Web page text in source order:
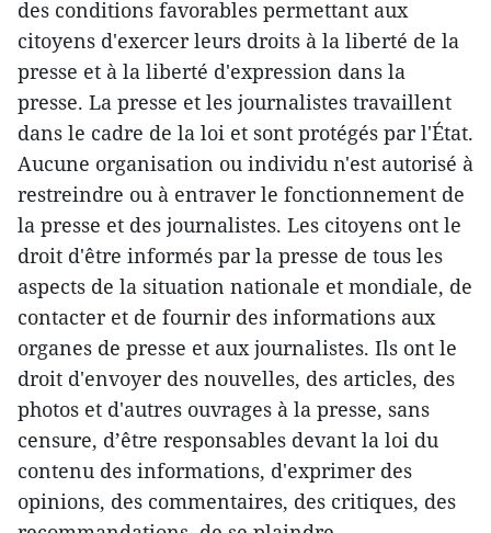
des conditions favorables permettant aux
citoyens d'exercer leurs droits à la liberté de la
presse et à la liberté d'expression dans la
presse. La presse et les journalistes travaillent
dans le cadre de la loi et sont protégés par l'État.
Aucune organisation ou individu n'est autorisé à
restreindre ou à entraver le fonctionnement de
la presse et des journalistes. Les citoyens ont le
droit d'être informés par la presse de tous les
aspects de la situation nationale et mondiale, de
contacter et de fournir des informations aux
organes de presse et aux journalistes. Ils ont le
droit d'envoyer des nouvelles, des articles, des
photos et d'autres ouvrages à la presse, sans
censure, d’être responsables devant la loi du
contenu des informations, d'exprimer des
opinions, des commentaires, des critiques, des